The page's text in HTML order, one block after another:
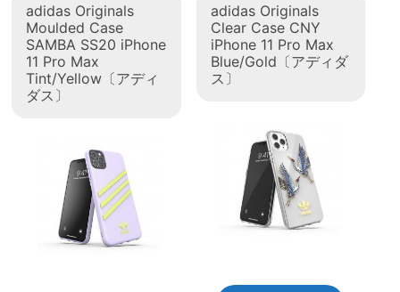
adidas Originals
Moulded Case
SAMBA SS20 iPhone
11 Pro Max
Tint/Yellow〔アディ
ダス〕
adidas Originals
Clear Case CNY
iPhone 11 Pro Max
Blue/Gold〔アディダ
ス〕